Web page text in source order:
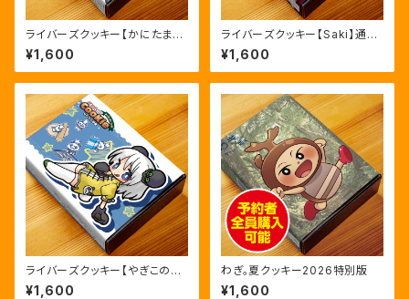
ライバーズクッキー【かにたま】
通常版
¥1,600
ライバーズクッキー【Saki】通常
予約版
¥1,600
ライバーズクッキー【やぎこの小
部屋(Vol.13)】通常予約版
¥1,600
わぎ。夏クッキー2026特別版
¥1,600